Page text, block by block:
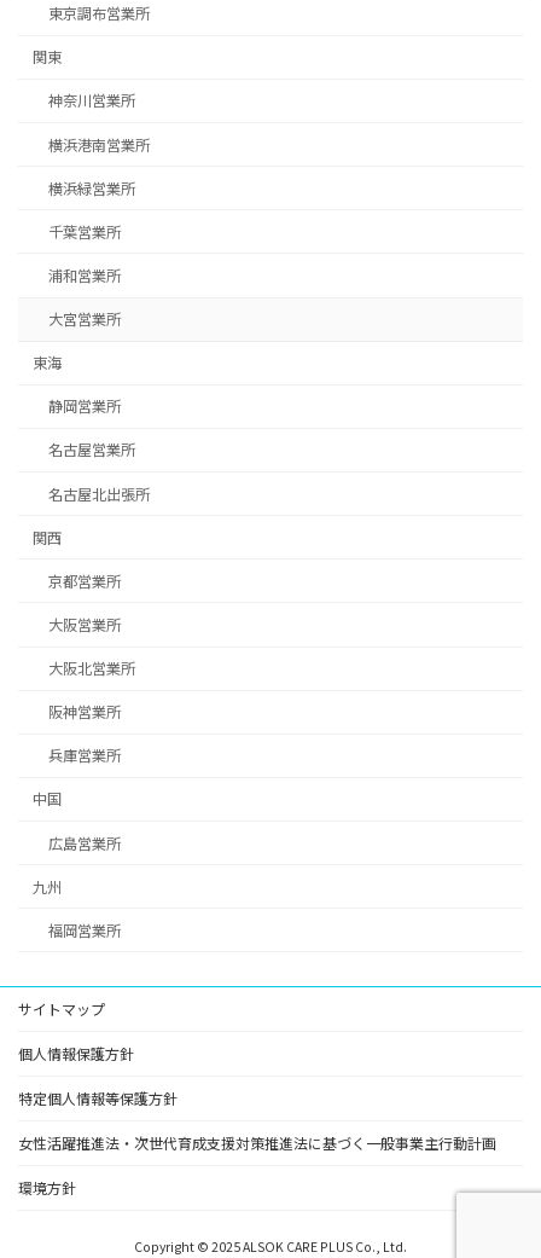
東京調布営業所
関東
神奈川営業所
横浜港南営業所
横浜緑営業所
千葉営業所
浦和営業所
大宮営業所
東海
静岡営業所
名古屋営業所
名古屋北出張所
関西
京都営業所
大阪営業所
大阪北営業所
阪神営業所
兵庫営業所
中国
広島営業所
九州
福岡営業所
サイトマップ
個人情報保護方針
特定個人情報等保護方針
女性活躍推進法・次世代育成支援対策推進法に基づく一般事業主行動計画
環境方針
Copyright © 2025 ALSOK CARE PLUS Co., Ltd.